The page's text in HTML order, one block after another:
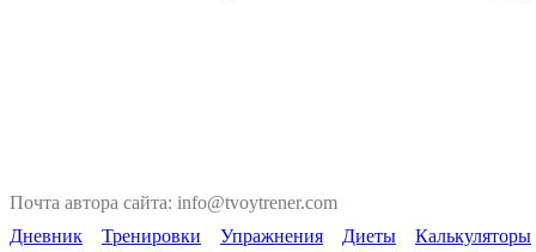
Почта автора сайта: info@tvoytrener.com
Дневник
Тренировки Упражнения Диеты Калькуляторы